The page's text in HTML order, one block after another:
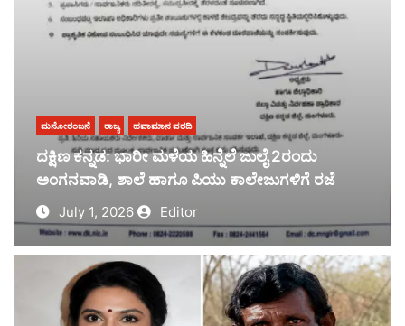
ಮನೋರಂಜನೆ ರಾಜ್ಯ ಹವಾಮಾನ ವರದಿ
ದಕ್ಷಿಣ ಕನ್ನಡ: ಭಾರೀ ಮಳೆಯ ಹಿನ್ನೆಲೆ ಜುಲೈ 2ರಂದು
ಅಂಗನವಾಡಿ, ಶಾಲೆ ಹಾಗೂ ಪಿಯು ಕಾಲೇಜುಗಳಿಗೆ ರಜೆ
July 1, 2026 Editor